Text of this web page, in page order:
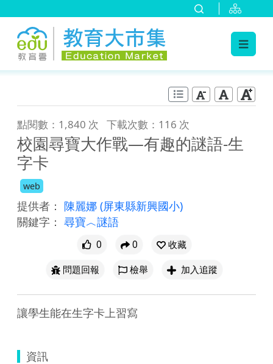
點閱數：1,840 次 下載次數：116 次
校園尋寶大作戰—有趣的謎語-生
字卡
web
提供者： 陳麗娜 (屏東縣新興國小)
關鍵字： 尋寶︿謎語
0 0
收藏
問題回報
檢舉 加入追蹤
讓學生能在生字卡上習寫
資訊